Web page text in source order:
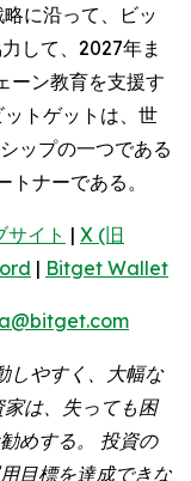
に沿って、ビッ
して、2027年ま
ーン教育を支援す
トゲットは、世
ップの一つである
ナーである。
サイト | X (旧
| Bitget Wallet
しやすく、大幅な
は、失っても困
めする。 投資の
目標を達成できな